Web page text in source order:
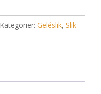
Kategorier: Geléslik, Slik